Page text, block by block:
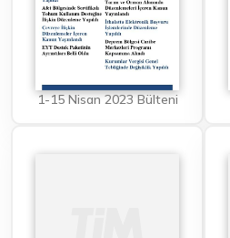
1-15 Nisan 2023 Bülteni